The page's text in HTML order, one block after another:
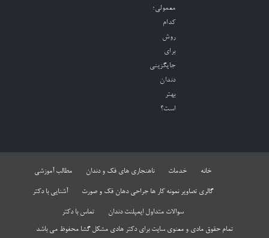
معمولی؛
کدام
روش
برای
جایگزینی
دندان
بهتر
است؟
خانه خدمات ناهنجاری های فک و دندان مطالب آموزشی
گالری تصاویر نمونه کار ها جراحی دهان فک و صورت آشنایی با دکتر
سوالات متداول ایمپلنت دندان تماس با دکتر
تمام حقوق مادی و معنوی سایت برای دکتر هادی مشکل گشا محفوظ می باشد